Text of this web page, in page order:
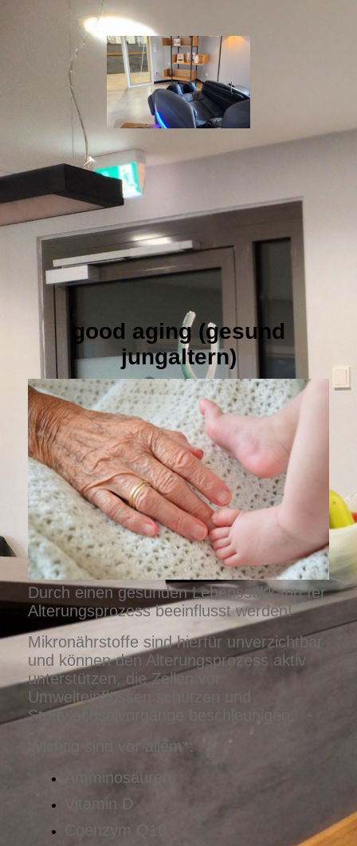
good aging (gesund
jungaltern)
Durch einen gesunden Lebensstil kann fer
Alterungsprozess beeinflusst werden!
Mikronährstoffe sind hierfür unverzichtbar
und können den Alterungsprozess aktiv
unterstützen, die Zellen vor
Umwelteinflüssen schützen und
Stoffwechselvorgänge beschleunigen.
Wichtig sind vor allem*:
Amminosäuren
Vitamin D
Coenzym Q10